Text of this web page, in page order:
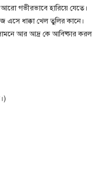
গভীরভাবে হারিয়ে যেতে।
ধাক্কা খেল তুলির কানে।
আর আদ্র কে আবিষ্কার করল